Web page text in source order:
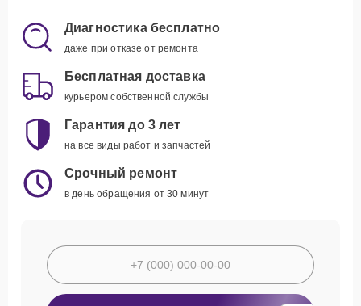
Диагностика бесплатно
даже при отказе от ремонта
Бесплатная доставка
курьером собственной службы
Гарантия до 3 лет
на все виды работ и запчастей
Срочный ремонт
в день обращения от 30 минут